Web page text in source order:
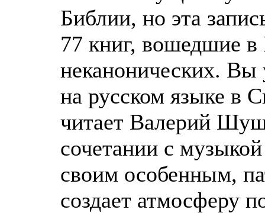
Библии, но эта
77 книг, вошедшие
неканонических.
на русском языке в
читает Валерий
сочетании с
своим особенным,
создает атмосферу